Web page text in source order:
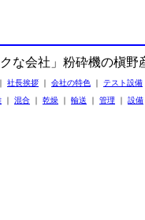
な会社」粉砕機の槇野
社長挨拶 ｜ 会社の特色 ｜ テスト設備
｜ 混合 ｜ 乾燥 ｜ 輸送 ｜ 管理 ｜ 設備